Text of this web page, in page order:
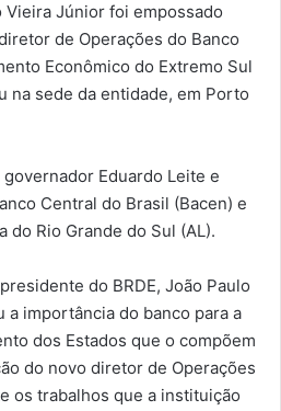
Júnior foi empossado
de Operações do Banco
Econômico do Extremo Sul
na sede da entidade, em Porto
Eduardo Leite e
Central do Brasil (Bacen) e
do Rio Grande do Sul (AL).
do BRDE, João Paulo
a importância do banco para a
dos Estados que o compõem
do novo diretor de Operações
os trabalhos que a instituição